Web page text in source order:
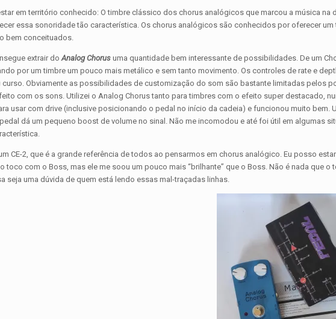
em território conhecido: O timbre clássico dos chorus analógicos que marcou a música na
essa sonoridade tão característica. Os chorus analógicos são conhecidos por oferecer um
bem conceituados.
extrair doAnalog Chorus uma quantidade bem interessante de possibilidades. De um
por um timbre um pouco mais metálico e sem tanto movimento. Os controles de rate e
Obviamente as possibilidades de customização do som são bastante limitadas pelos
com os sons. Utilizei o Analog Chorus tanto para timbres com o efeito super destacado,
usar com drive (inclusive posicionando o pedal no início da cadeia) e funcionou muito bem.
dá um pequeno boost de volume no sinal. Não me incomodou e até foi útil em algumas
CE-2, que é a grande referência de todos ao pensarmos em chorus analógico. Eu posso
com o Boss, mas ele me soou um pouco mais “brilhante” que o Boss. Não é nada que o
seja uma dúvida de quem está lendo essas mal-traçadas linhas.